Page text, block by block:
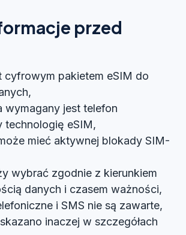
przed
cyfrowym pakietem eSIM do
wymagany jest telefon
technologię eSIM,
mieć aktywnej blokady SIM-
wybrać zgodnie z kierunkiem
danych i czasem ważności,
i SMS nie są zawarte,
inaczej w szczegółach